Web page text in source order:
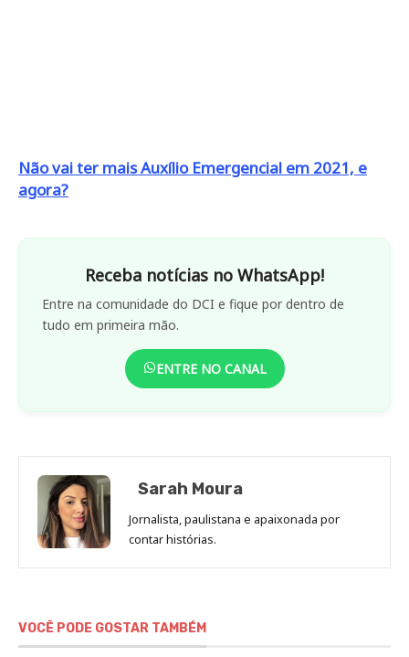
Não vai ter mais Auxílio Emergencial em 2021, e
agora?
Receba notícias no WhatsApp!
Entre na comunidade do DCI e fique por dentro de
tudo em primeira mão.
ENTRE NO CANAL
Sarah Moura
Jornalista, paulistana e apaixonada por
contar histórias.
VOCÊ PODE GOSTAR TAMBÉM